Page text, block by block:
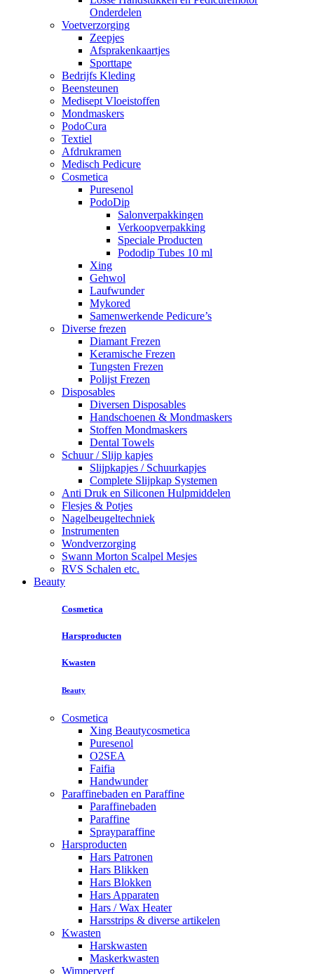
Onderdelen
Voetverzorging
Zeepjes
Afsprakenkaartjes
Sporttape
Bedrijfs Kleding
Beensteunen
Medisept Vloeistoffen
Mondmaskers
PodoCura
Textiel
Afdrukramen
Medisch Pedicure
Cosmetica
Puresenol
PodoDip
Salonverpakkingen
Verkoopverpakking
Speciale Producten
Pododip Tubes 10 ml
Xing
Gehwol
Laufwunder
Mykored
Samenwerkende Pedicure’s
Diverse frezen
Diamant Frezen
Keramische Frezen
Tungsten Frezen
Polijst Frezen
Disposables
Diversen Disposables
Handschoenen & Mondmaskers
Stoffen Mondmaskers
Dental Towels
Schuur / Slijp kapjes
Slijpkapjes / Schuurkapjes
Complete Slijpkap Systemen
Anti Druk en Siliconen Hulpmiddelen
Flesjes & Potjes
Nagelbeugeltechniek
Instrumenten
Wondverzorging
Swann Morton Scalpel Mesjes
RVS Schalen etc.
Beauty
Cosmetica
Harsproducten
Kwasten
Beauty
Cosmetica
Xing Beautycosmetica
Puresenol
O2SEA
Faifia
Handwunder
Paraffinebaden en Paraffine
Paraffinebaden
Paraffine
Sprayparaffine
Harsproducten
Hars Patronen
Hars Blikken
Hars Blokken
Hars Apparaten
Hars / Wax Heater
Harsstrips & diverse artikelen
Kwasten
Harskwasten
Maskerkwasten
Wimperverf